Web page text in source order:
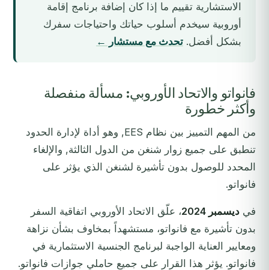
الاستشارية تقييم ما إذا كان إضافة برنامج إقامة
أوروبية سيخدم أسلوب حياتك واحتياجات سفرك
بشكل أفضل. تحدث مع مستشار ←
فانواتو والاتحاد الأوروبي: مسألة منفصلة
وأكثر خطورة
من المهم التمييز بين نظام EES, وهو أداة لإدارة الحدود
تنطبق على جميع زوار شنغن من الدول الثالثة, والإلغاء
المحدد للوصول بدون تأشيرة لشنغن الذي يؤثر على
فانواتو.
في ديسمبر 2024
، علّق الاتحاد الأوروبي اتفاقية السفر
بدون تأشيرة مع فانواتو، مستشهداً بمخاوف بشأن نزاهة
ومعايير العناية الواجبة لبرنامج الجنسية الاستثمارية في
فانواتو. يؤثر هذا القرار على جميع حاملي جوازات فانواتو.